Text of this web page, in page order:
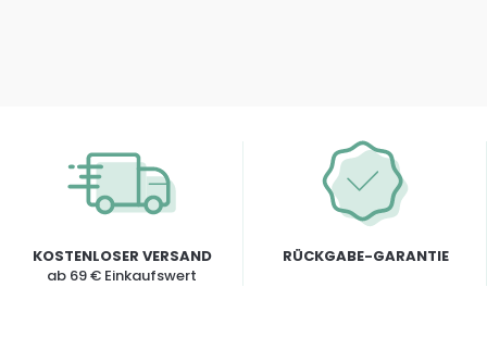
KOSTENLOSER VERSAND
ab 69 € Einkaufswert
RÜCKGABE-GARANTIE